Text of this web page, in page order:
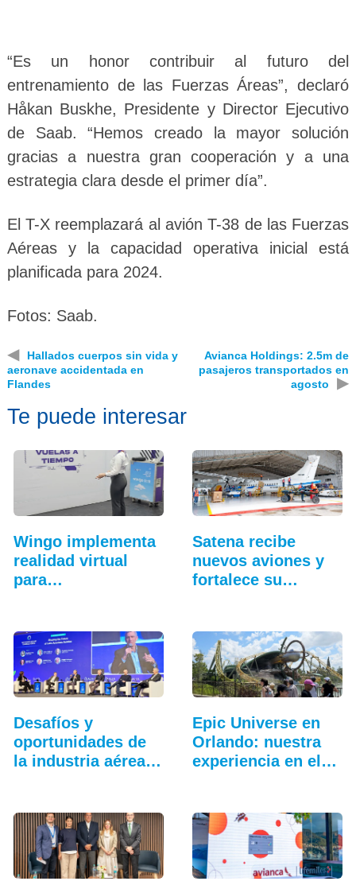
“Es un honor contribuir al futuro del
entrenamiento de las Fuerzas Áreas”, declaró
Håkan Buskhe, Presidente y Director Ejecutivo
de Saab. “Hemos creado la mayor solución
gracias a nuestra gran cooperación y a una
estrategia clara desde el primer día”.
El T-X reemplazará al avión T-38 de las Fuerzas
Aéreas y la capacidad operativa inicial está
planificada para 2024.
Fotos: Saab.
◀
Hallados cuerpos sin vida y
aeronave accidentada en
Flandes
Avianca Holdings: 2.5m de
pasajeros transportados en
agosto
▶
Te puede interesar
Wingo implementa
realidad virtual
para
Satena recibe
nuevos aviones y
fortalece su
Desafíos y
oportunidades de
la industria aérea
Epic Universe en
Orlando: nuestra
experiencia en el…